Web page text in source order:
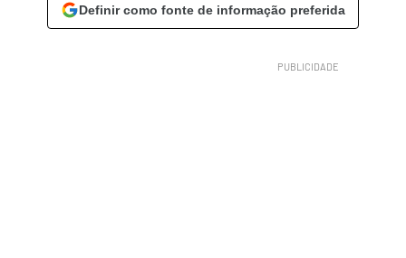
Definir como fonte de informação preferida